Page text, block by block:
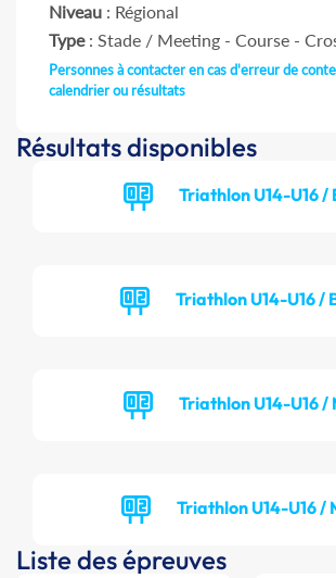
Niveau : Régional
Type: Stade / Meeting - Course -
Personnes à contacter en cas d'erreur de
calendrier ou résultats
Résultats disponibles
Triathlon U14-U16 /
Triathlon U14-U16 /
Triathlon U14-U16 /
Triathlon U14-U16 /
Liste des épreuves